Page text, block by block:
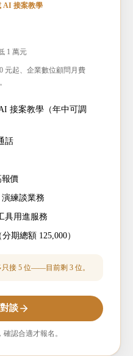
AI 接案教學
1 萬元
元起、企業數位顧問月費
接案教學（年中可調
話
價
練談業務
具用進服務
期總額 125,000）
接 5 位——目前剩 3 位。
談
確認合適才報名。